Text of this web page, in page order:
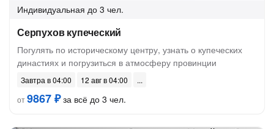
Индивидуальная до 3 чел.
Серпухов купеческий
Погулять по историческому центру, узнать о купеческих
династиях и погрузиться в атмосферу провинции
Завтра в 04:00
12 авг в 04:00
от9867 ₽за всё до 3 чел.